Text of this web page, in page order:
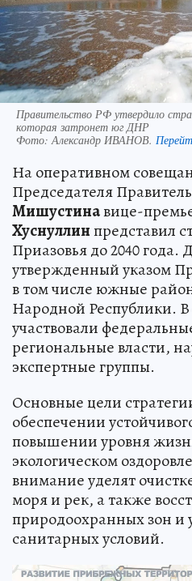
Правительство РФ утвердило
которая затронет юг ДНР
Фото: Александр ИВАНОВ.
На оперативном
Председателя
Мишустинавице-
Хуснуллинпредставил
Приазовья до 2040 года.
утвержденный указом
в том числе южные
Народной Республики. В
участвовали
региональные власти,
экспертные группы.
Основные цели
обеспечении
повышении уровня
экологическом
внимание уделят
моря и рек, а также
природоохранных зон
санитарных условий.